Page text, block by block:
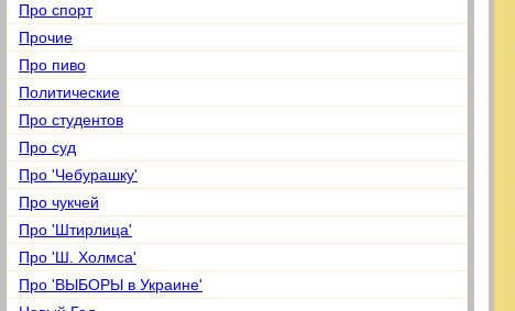
Про спорт
Прочие
Про пиво
Политические
Про студентов
Про суд
Про 'Чебурашку'
Про чукчей
Про 'Штирлица'
Про 'Ш. Холмса'
Про 'ВЫБОРЫ в Украине'